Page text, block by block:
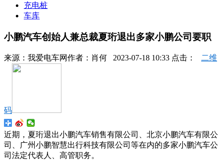
充电桩
车库
小鹏汽车创始人兼总裁夏珩退出多家小鹏公司要职
来源： 我爱电车网作者： 肖何 2023-07-18 10:33 点击： 二维
码
近期，夏珩退出小鹏汽车销售有限公司、北京小鹏汽车有限公
司、广州小鹏智慧出行科技有限公司等在内的多家小鹏汽车公
司法定代表人、高管职务。